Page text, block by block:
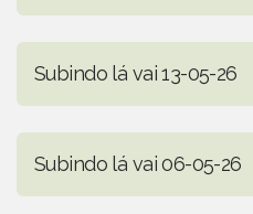
Subindo lá vai 13-05-26
Subindo lá vai 06-05-26